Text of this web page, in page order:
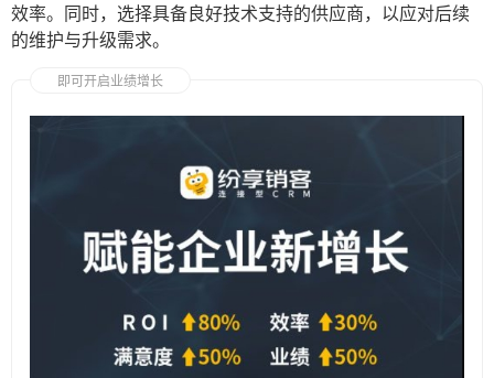
效率。同时，选择具备良好技术支持的供应商，以应对后续
的维护与升级需求。
即可开启业绩增长